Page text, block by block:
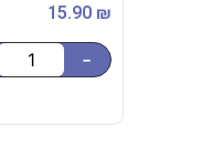
15.90 ₪
-